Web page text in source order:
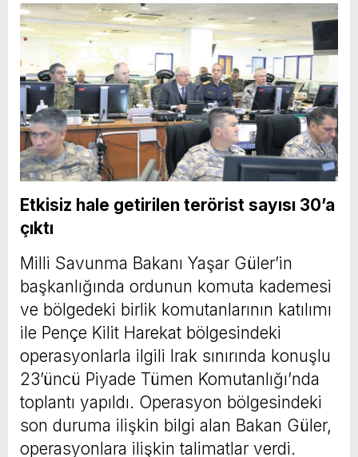
Etkisiz hale getirilen terörist sayısı 30’a
çıktı
Milli Savunma Bakanı Yaşar Güler’in
başkanlığında ordunun komuta kademesi
ve bölgedeki birlik komutanlarının katılımı
ile Pençe Kilit Harekat bölgesindeki
operasyonlarla ilgili Irak sınırında konuşlu
23’üncü Piyade Tümen Komutanlığı’nda
toplantı yapıldı. Operasyon bölgesindeki
son duruma ilişkin bilgi alan Bakan Güler,
operasyonlara ilişkin talimatlar verdi.